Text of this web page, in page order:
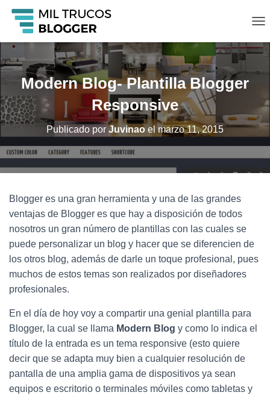
A
M
O
O
D
I
Modern Blog- Plantilla Blogger
Responsive
Publicado porJuvinao elmarzo 11, 2015
Blogger es una gran herramienta y una de las grandes
ventajas de Blogger es que hay a disposición de todos
nosotros un gran número de plantillas con las cuales se
puede personalizar un blog y hacer que se diferencien de
los otros blog, además de darle un toque profesional, pues
muchos de estos temas son realizados por diseñadores
profesionales.
En el día de hoy voy a compartir una genial plantilla para
Blogger, la cual se llama Modern Blog y como lo indica el
título de la entrada es un tema responsive (esto quiere
decir que se adapta muy bien a cualquier resolución de
pantalla de una amplia gama de dispositivos ya sean
equipos e escritorio o terminales móviles como tabletas y